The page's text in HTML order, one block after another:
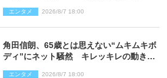
ポート】
エンタメ 2026/8/7 18:00
角田信朗、65歳とは思えない“ムキムキボ
ディ”にネット騒然 キレッキレの動きを
エンタメ 2026/8/7 18:00